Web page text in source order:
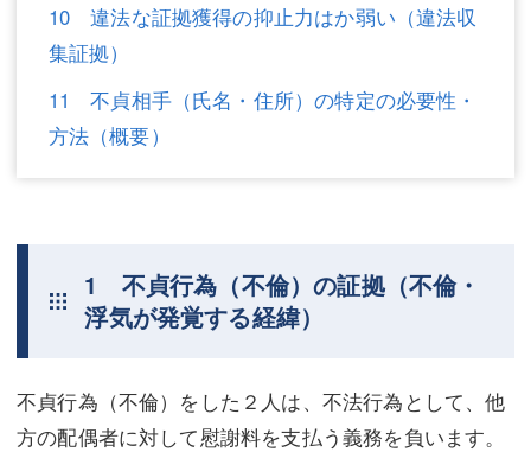
調査・書面作成
マスコミ取材・実績
埼玉事務所 (さいたま市)
川口事務所（埼玉県川口市）
債務整理
アクセス
川口事務所（埼玉県川口市）
お問い合せフォーム
10 違法な証拠獲得の抑止力はか弱い（違法収
集証拠）
11 不貞相手（氏名・住所）の特定の必要性・
方法（概要）
1 不貞行為（不倫）の証拠（不倫・
浮気が発覚する経緯）
不貞行為（不倫）をした２人は、不法行為として、他
方の配偶者に対して慰謝料を支払う義務を負います。